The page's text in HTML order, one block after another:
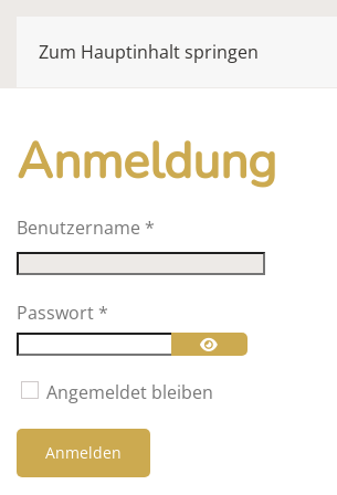
Zum Hauptinhalt springen
Anmeldung
Benutzername *
Passwort *
Passwort anzeigen
Angemeldet bleiben
Anmelden